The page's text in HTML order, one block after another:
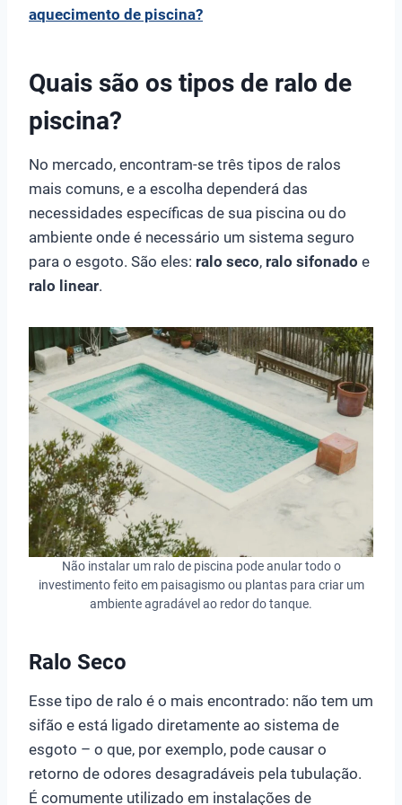
aquecimento de piscina?
Quais são os tipos de ralo de
piscina?
No mercado, encontram-se três tipos de ralos
mais comuns, e a escolha dependerá das
necessidades específicas de sua piscina ou do
ambiente onde é necessário um sistema seguro
para o esgoto. São eles: ralo seco, ralo sifonado e
ralo linear.
Não instalar um ralo de piscina pode anular todo o
investimento feito em paisagismo ou plantas para criar um
ambiente agradável ao redor do tanque.
Ralo Seco
Esse tipo de ralo é o mais encontrado: não tem um
sifão e está ligado diretamente ao sistema de
esgoto – o que, por exemplo, pode causar o
retorno de odores desagradáveis pela tubulação.
É comumente utilizado em instalações de